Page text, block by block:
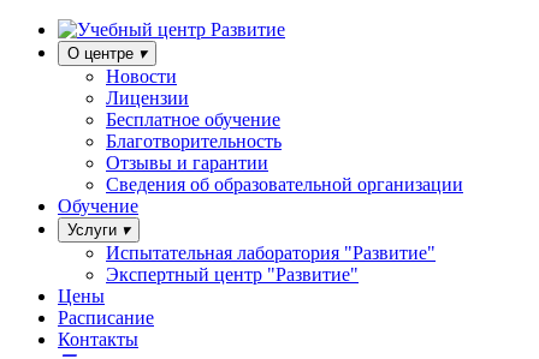
О центре
Новости
Лицензии
Бесплатное обучение
Благотворительность
Отзывы и гарантии
Сведения об образовательной организации
Обучение
Услуги
Испытательная лаборатория "Развитие"
Экспертный центр "Развитие"
Цены
Расписание
Контакты